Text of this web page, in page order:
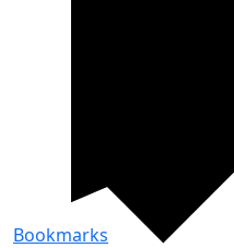
Bookmarks